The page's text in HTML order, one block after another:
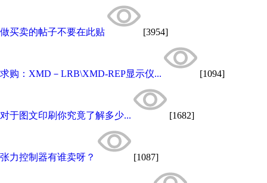
做买卖的帖子不要在此贴 [3954]
求购：XMD－LRB\XMD-REP显示仪... [1094]
对于图文印刷你究竟了解多少... [1682]
张力控制器有谁卖呀？ [1087]